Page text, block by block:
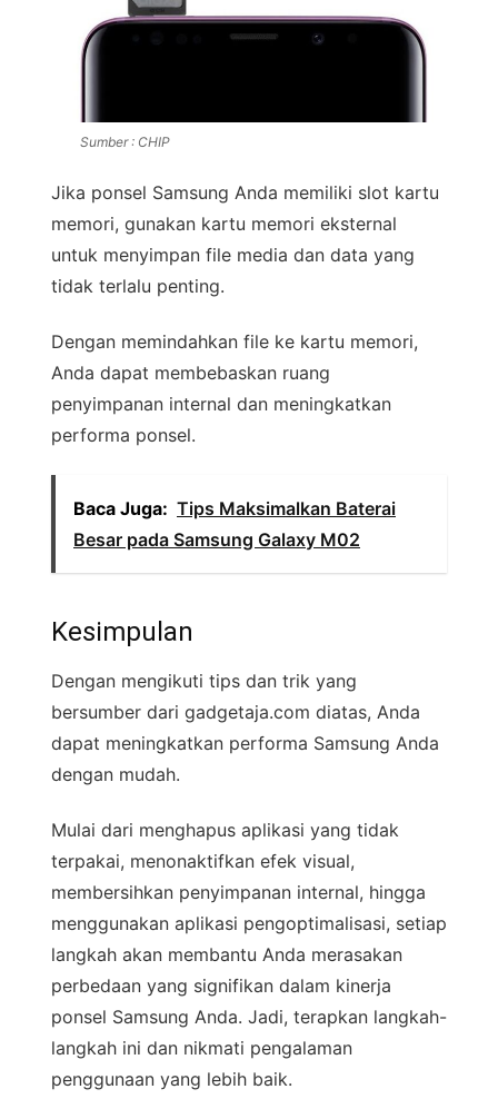
Sumber : CHIP
Jika ponsel Samsung Anda memiliki slot kartu
memori, gunakan kartu memori eksternal
untuk menyimpan file media dan data yang
tidak terlalu penting.
Dengan memindahkan file ke kartu memori,
Anda dapat membebaskan ruang
penyimpanan internal dan meningkatkan
performa ponsel.
Baca Juga: Tips Maksimalkan Baterai
Besar pada Samsung Galaxy M02
Kesimpulan
Dengan mengikuti tips dan trik yang
bersumber dari gadgetaja.com diatas, Anda
dapat meningkatkan performa Samsung Anda
dengan mudah.
Mulai dari menghapus aplikasi yang tidak
terpakai, menonaktifkan efek visual,
membersihkan penyimpanan internal, hingga
menggunakan aplikasi pengoptimalisasi, setiap
langkah akan membantu Anda merasakan
perbedaan yang signifikan dalam kinerja
ponsel Samsung Anda. Jadi, terapkan langkah-
langkah ini dan nikmati pengalaman
penggunaan yang lebih baik.